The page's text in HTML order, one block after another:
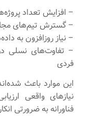
– افزایش تعداد
– گسترش تیم‌های
– نیاز روزافزون به
– تفاوت‌های نسلی
فردی
این موارد باعث
نیازهای واقعی
فناورانه به ضرورتی